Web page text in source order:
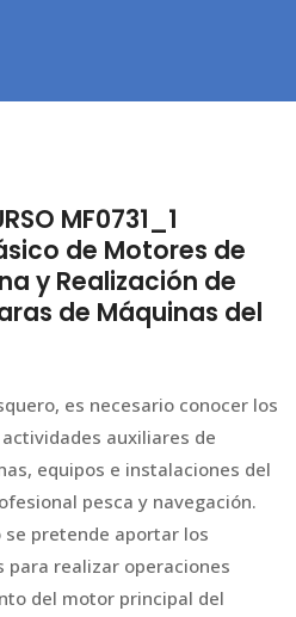
MF0731_1
de Motores de
y Realización de
de Máquinas del
es necesario conocer los
auxiliares de
equipos e instalaciones del
pesca y navegación.
pretende aportar los
para realizar operaciones
del motor principal del